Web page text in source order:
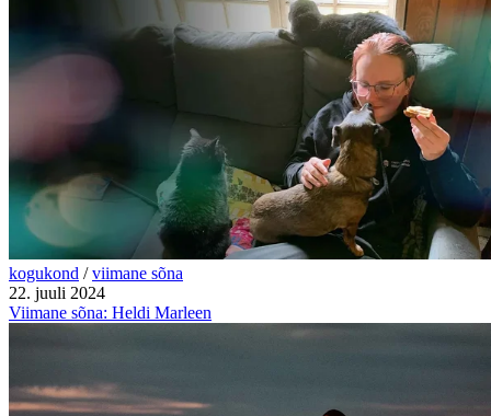
kogukond / viimane sõna
22. juuli 2024
Viimane sõna: Heldi Marleen